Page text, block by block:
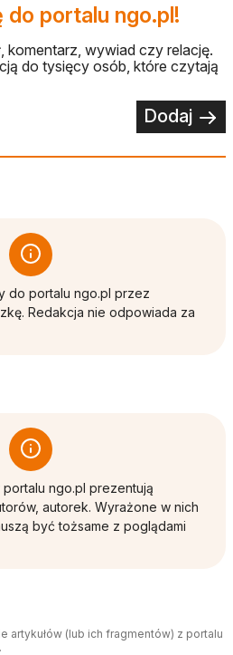
do portalu ngo.pl!
komentarz, wywiad czy relację.
do tysięcy osób, które czytają
Dodaj
do portalu ngo.pl przez
Redakcja nie odpowiada za
ngo.pl prezentują
autorek. Wyrażone w nich
być tożsame z poglądami
artykułów (lub ich fragmentów) z portalu